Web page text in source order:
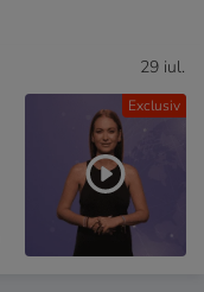
Exclusiv
29 iul.